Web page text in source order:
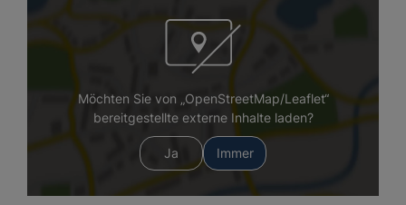
Möchten Sie von „OpenStreetMap/Leaflet“
bereitgestellte externe Inhalte laden?
Ja Immer